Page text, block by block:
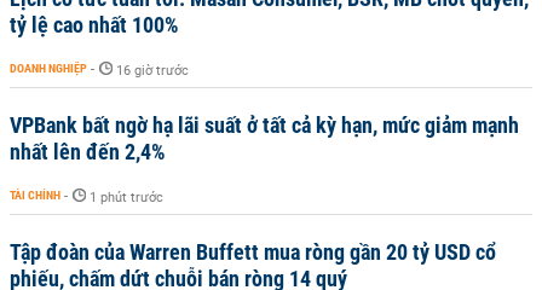
tỷ lệ cao nhất 100%
DOANH NGHIỆP - 16 giờ trước
VPBank bất ngờ hạ lãi suất ở tất cả kỳ hạn, mức giảm mạnh
nhất lên đến 2,4%
TÀI CHÍNH - 1 phút trước
Tập đoàn của Warren Buffett mua ròng gần 20 tỷ USD cổ
phiếu, chấm dứt chuỗi bán ròng 14 quý